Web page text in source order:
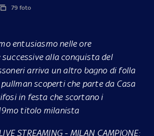
79 foto
entusiasmo nelle ore
alla conquista del
arriva un altro bagno di folla
scoperti che parte da Casa
in festa che scortano i
titolo milanista
STREAMING- MILAN CAMPIONE: